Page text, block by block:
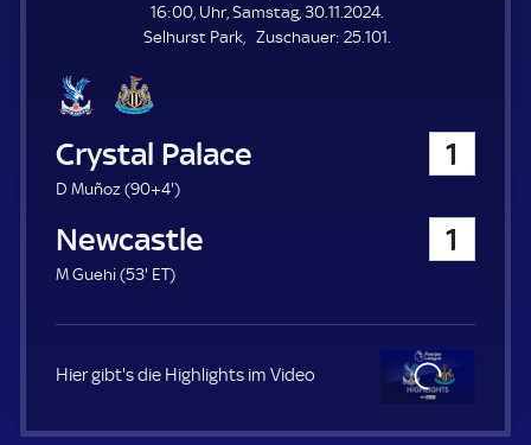
N
E
16:00, Uhr, Samstag, 30.11.2024.
Selhurst Park
Zuschauer: Z
25.101.
Crystal Palace 1
D Muñoz (90+4'9
.
i
u
e
)
Newcastle United 1
M Guehi (53'5
.
i
t
ETE
)
Hier gibt's die Highlights im Video